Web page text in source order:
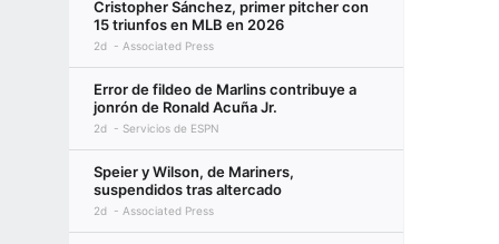
Cristopher Sánchez, primer pitcher con
15 triunfos en MLB en 2026
2d Associated Press
Error de fildeo de Marlins contribuye a
jonrón de Ronald Acuña Jr.
2d Servicios de ESPN
Speier y Wilson, de Mariners,
suspendidos tras altercado
2d Associated Press